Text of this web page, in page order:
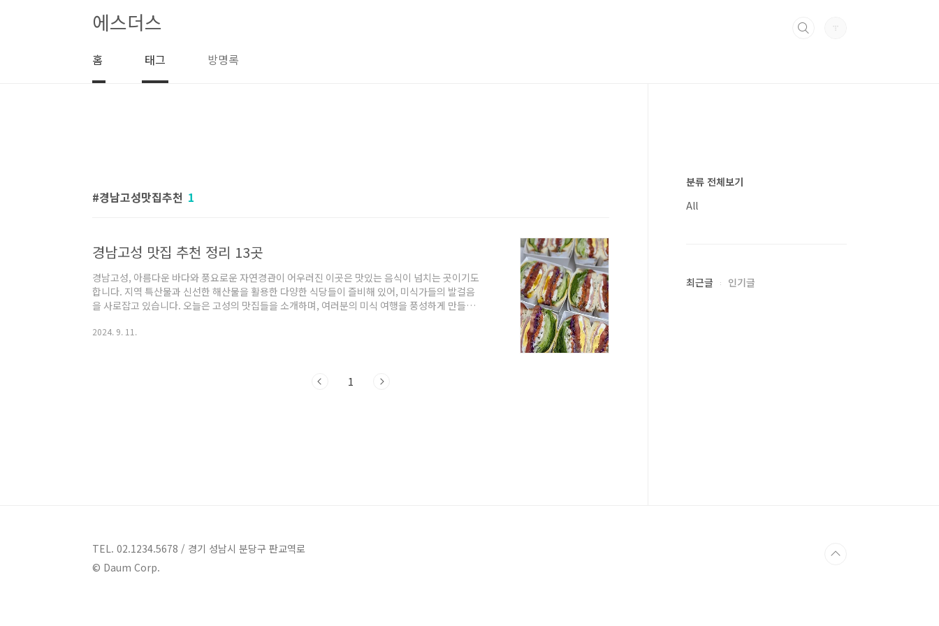
에스더스
홈 태그 방명록
경남고성맛집추천 1
경남고성 맛집 추천 정리 13곳
경남고성, 아름다운 바다와 풍요로운 자연경관이 어우러진 이곳은 맛있는 음식이 넘치는 곳이기도
합니다. 지역 특산물과 신선한 해산물을 활용한 다양한 식당들이 즐비해 있어, 미식가들의 발걸음
을 사로잡고 있습니다. 오늘은 고성의 맛집들을 소개하며, 여러분의 미식 여행을 풍성하게 만들어
보세요!경남고성 맛집 13곳 추천 1. 브레드045 추천주소 : 경남 고성군 고성읍 중앙로25번길 58
2024. 9. 11.
1
분류 전체보기
All
최근글 인기글
TEL. 02.1234.5678 / 경기 성남시 분당구 판교역로
© Daum Corp.